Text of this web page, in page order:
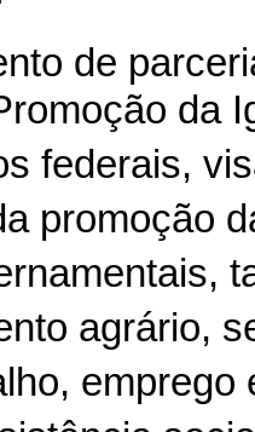
de
da
federais,
promoção
agrário,